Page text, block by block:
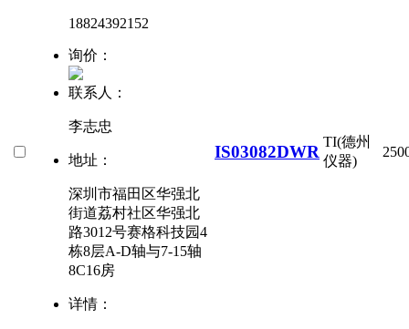
18824392152
询价：
联系人：
李志忠
地址：
深圳市福田区华强北
街道荔村社区华强北
路3012号赛格科技园4
栋8层A-D轴与7-15轴
8C16房
详情：
IS03082DWR
TI(德州
仪器)